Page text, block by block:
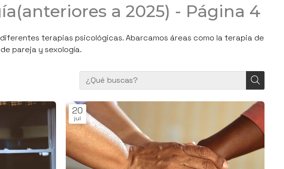
a 2025) - Página 4
terapias psicológicas. Abarcamos áreas como la terapia de
pareja y sexología.
20
jul